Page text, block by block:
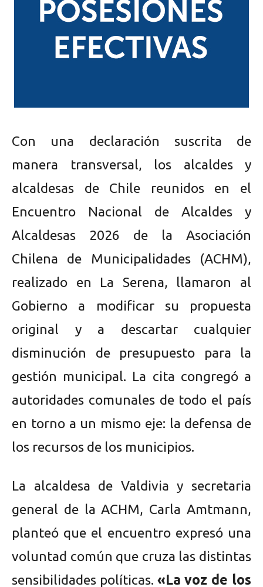
Con una declaración suscrita de
manera transversal, los alcaldes y
alcaldesas de Chile reunidos en el
Encuentro Nacional de Alcaldes y
Alcaldesas 2026 de la Asociación
Chilena de Municipalidades (ACHM),
realizado en La Serena, llamaron al
Gobierno a modificar su propuesta
original y a descartar cualquier
disminución de presupuesto para la
gestión municipal. La cita congregó a
autoridades comunales de todo el país
en torno a un mismo eje: la defensa de
los recursos de los municipios.
La alcaldesa de Valdivia y secretaria
general de la ACHM, Carla Amtmann,
planteó que el encuentro expresó una
voluntad común que cruza las distintas
sensibilidades políticas. «La voz de los